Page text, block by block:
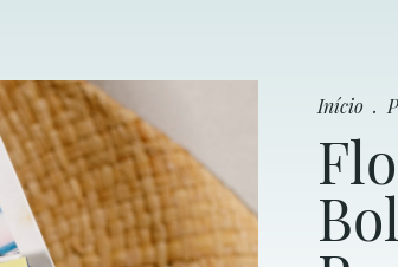
Início .